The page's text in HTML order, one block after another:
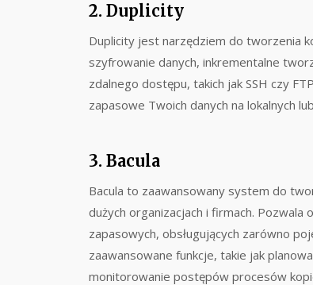
2. Duplicity
Duplicity jest narzędziem do tworzenia
szyfrowanie danych, inkrementalne
zdalnego dostępu, takich jak SSH czy
zapasowe Twoich danych na lokalnych
3. Bacula
Bacula to zaawansowany system do
dużych organizacjach i firmach.
zapasowych, obsługujących zarówno
zaawansowane funkcje, takie jak
monitorowanie postępów procesów